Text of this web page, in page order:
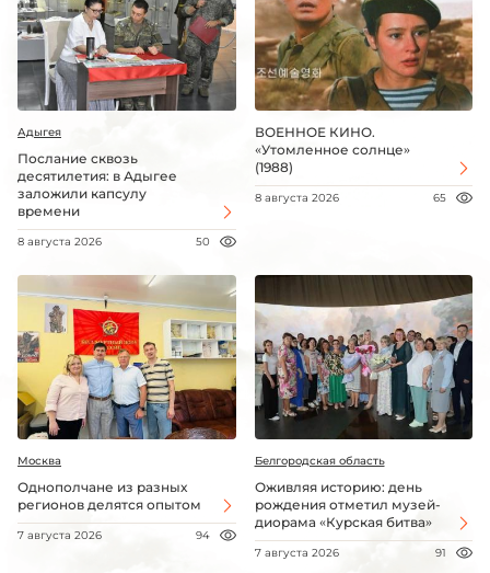
Адыгея
Послание сквозь
десятилетия: в Адыгее
заложили капсулу
времени
8 августа 2026 50
ВОЕННОЕ КИНО.
«Утомленное солнце»
(1988)
8 августа 2026 65
Москва
Однополчане из разных
регионов делятся опытом
7 августа 2026 94
Белгородская область
Оживляя историю: день
рождения отметил музей-
диорама «Курская битва»
7 августа 2026 91